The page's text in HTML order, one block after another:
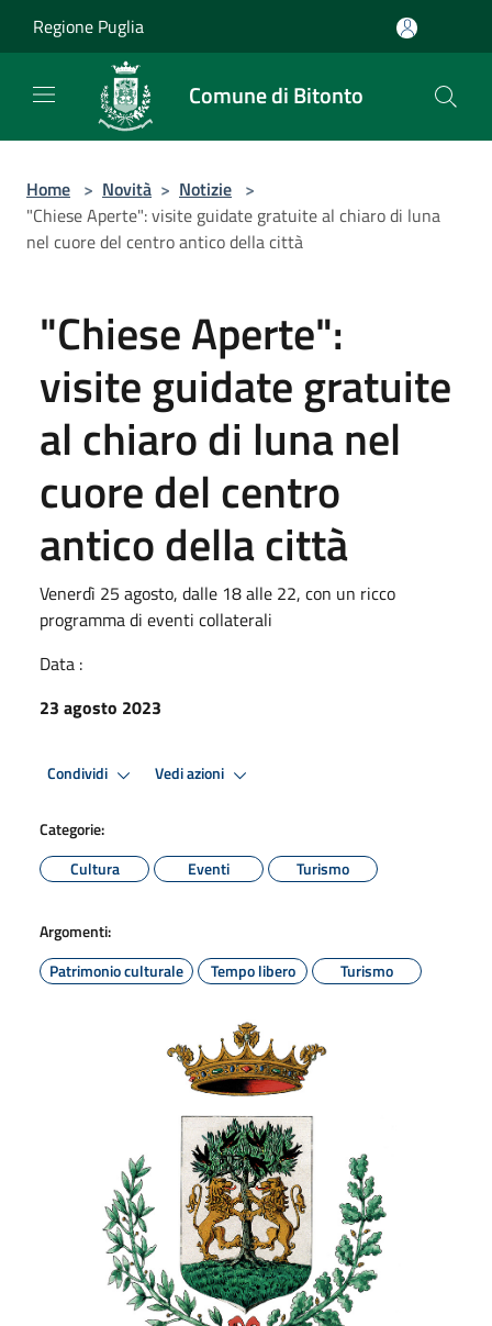
Regione Puglia
Comune di Bitonto
Home > Novità > Notizie >
"Chiese Aperte": visite guidate gratuite al chiaro di luna
nel cuore del centro antico della città
"Chiese Aperte":
visite guidate gratuite
al chiaro di luna nel
cuore del centro
antico della città
Venerdì 25 agosto, dalle 18 alle 22, con un ricco
programma di eventi collaterali
Data :
23 agosto 2023
Condividi Vedi azioni
Categorie:
Cultura
Eventi Turismo
Argomenti:
Patrimonio culturale
Tempo libero Turismo